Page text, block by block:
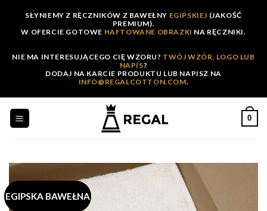
content
SŁYNIEMY Z RĘCZNIKÓW Z BAWEŁNY EGIPSKIEJ (JAKOŚĆ
PREMIUM).
W OFERCIE GOTOWE HAFTOWANE OBRAZKI NA RĘCZNIKI.
NIE MA INTERESUJĄCEGO CIĘ WZORU? TWÓJ WZÓR, LOGO LUB
NAPIS?
DODAJ NA KARCIE PRODUKTU LUB NAPISZ NA
INFO@REGALCOTTON.COM.
0
EGIPSKA BAWEŁNA